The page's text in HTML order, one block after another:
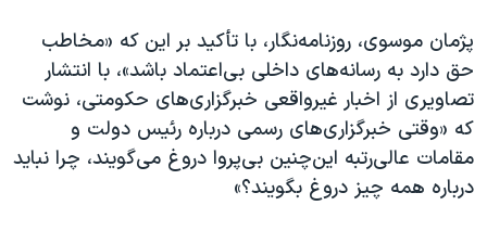
پژمان موسوی، روزنامه‌نگار، با تأکید بر این که «مخاطب
حق دارد به رسانه‌های داخلی بی‌اعتماد باشد»، با انتشار
تصاویری از اخبار غیرواقعی خبرگزاری‌های حکومتی، نوشت
که «وقتی خبرگزاری‌های رسمی درباره رئیس دولت و
مقامات عالی‌رتبه این‌چنین بی‌پروا دروغ می‌گویند، چرا نباید
درباره همه چیز دروغ بگویند؟»